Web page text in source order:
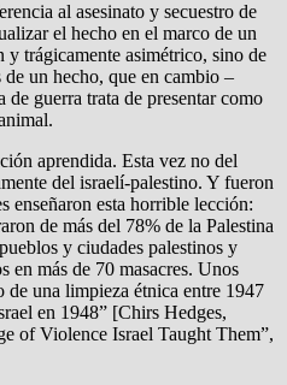
al asesinato y secuestro de
el hecho en el marco de un
trágicamente asimétrico, sino de
un hecho, que en cambio –
de guerra trata de presentar como
aprendida. Esta vez no del
del israelí-palestino. Y fueron
enseñaron esta horrible lección:
de más del 78% de la Palestina
y ciudades palestinos y
en más de 70 masacres. Unos
una limpieza étnica entre 1947
en 1948” [Chirs Hedges,
of Violence Israel Taught Them”,